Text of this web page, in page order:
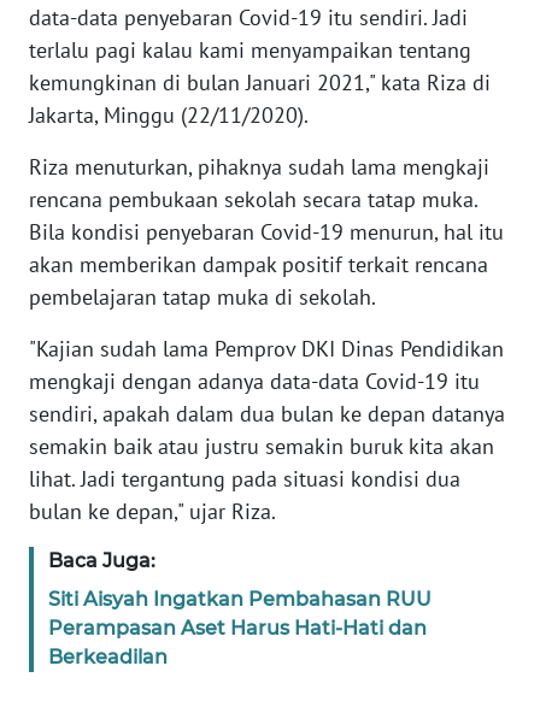
data-data penyebaran Covid-19 itu sendiri. Jadi
terlalu pagi kalau kami menyampaikan tentang
kemungkinan di bulan Januari 2021," kata Riza di
Jakarta, Minggu (22/11/2020).
Riza menuturkan, pihaknya sudah lama mengkaji
rencana pembukaan sekolah secara tatap muka.
Bila kondisi penyebaran Covid-19 menurun, hal itu
akan memberikan dampak positif terkait rencana
pembelajaran tatap muka di sekolah.
"Kajian sudah lama Pemprov DKI Dinas Pendidikan
mengkaji dengan adanya data-data Covid-19 itu
sendiri, apakah dalam dua bulan ke depan datanya
semakin baik atau justru semakin buruk kita akan
lihat. Jadi tergantung pada situasi kondisi dua
bulan ke depan," ujar Riza.
Baca Juga:
Siti Aisyah Ingatkan Pembahasan RUU
Perampasan Aset Harus Hati-Hati dan
Berkeadilan
REDAKSI
KARIR
DISCLAIMER
Wahana
News
Regional
WN
SUMUT
WN
JAKARTA
JABAR
WN
BANTEN